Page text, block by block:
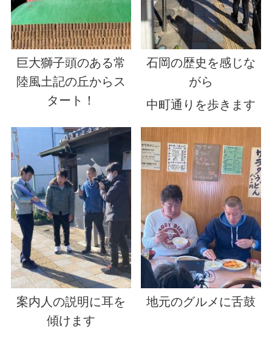
巨大獅子頭のある常
陸風土記の丘からス
タート！
石岡の歴史を感じな
がら
中町通りを歩きます
案内人の説明に耳を
傾けます
地元のグルメに舌鼓